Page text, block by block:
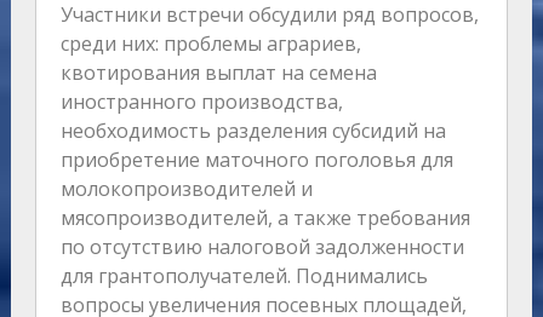
Участники встречи обсудили ряд вопросов,
среди них: проблемы аграриев,
квотирования выплат на семена
иностранного производства,
необходимость разделения субсидий на
приобретение маточного поголовья для
молокопроизводителей и
мясопроизводителей, а также требования
по отсутствию налоговой задолженности
для грантополучателей. Поднимались
вопросы увеличения посевных площадей,